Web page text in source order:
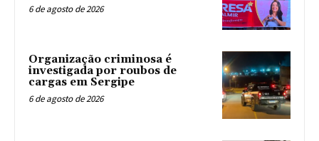
6 de agosto de 2026
Organização criminosa é
investigada por roubos de
cargas em Sergipe
6 de agosto de 2026